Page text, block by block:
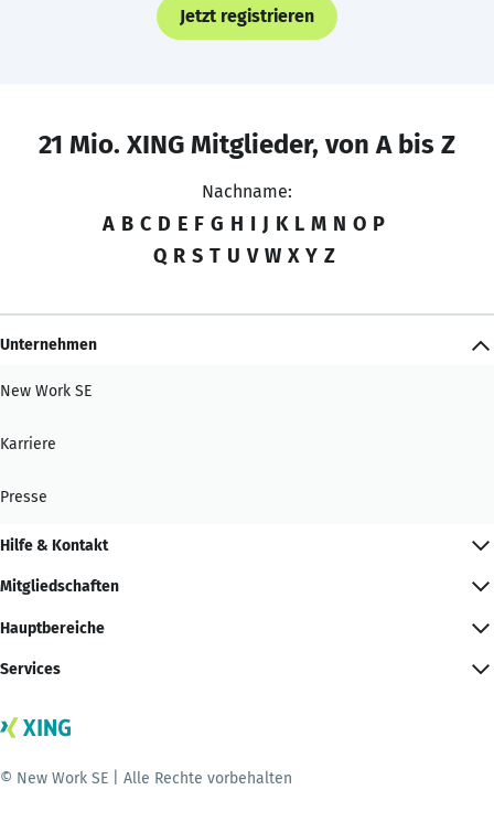
Jetzt registrieren
21 Mio. XING Mitglieder, von A bis Z
Nachname:
A B C D E F G H I J K L M N O P
Q R S T U V W X Y Z
Unternehmen
New Work SE
Karriere
Presse
Hilfe & Kontakt
Mitgliedschaften
Hauptbereiche
Services
© New Work SE | Alle Rechte vorbehalten